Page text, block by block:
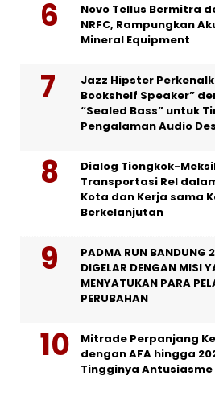
Novo Tellus Bermitra
NRFC, Rampungkan
Mineral Equipment
Jazz Hipster
Bookshelf Speaker”
“Sealed Bass” untuk
Pengalaman Audio
Dialog Tiongkok-
Transportasi Rel
Kota dan Kerja sama
Berkelanjutan
PADMA RUN BANDUNG
DIGELAR DENGAN MISI
MENYATUKAN PARA
PERUBAHAN
Mitrade Perpanjang
dengan AFA hingga
Tingginya Antusiasme